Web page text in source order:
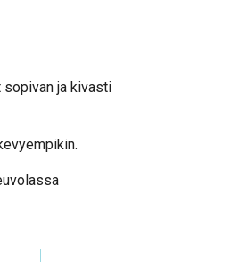
ja kivasti